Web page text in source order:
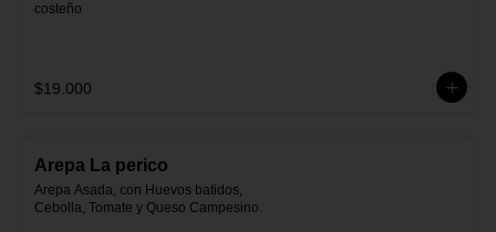
costeño
$19.000
Arepa La perico
Arepa Asada, con Huevos batidos,
Cebolla, Tomate y Queso Campesino.